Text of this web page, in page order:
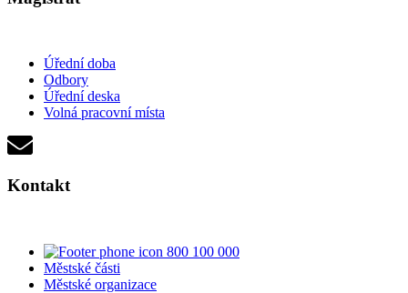
Úřední doba
Odbory
Úřední deska
Volná pracovní místa
Kontakt
800 100 000
Městské části
Městské organizace